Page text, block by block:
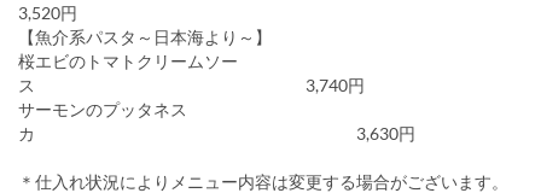
3,520円
【魚介系パスタ～日本海より～】
桜エビのトマトクリームソー
ス 3,740円
サーモンのプッタネス
カ 3,630円
＊仕入れ状況によりメニュー内容は変更する場合がございます。